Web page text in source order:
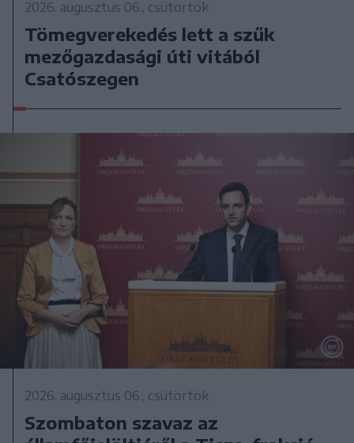
2026. augusztus 06., csütörtök
Tömegverekedés lett a szűk
mezőgazdasági úti vitából
Csatószegen
2026. augusztus 06., csütörtök
Szombaton szavaz az